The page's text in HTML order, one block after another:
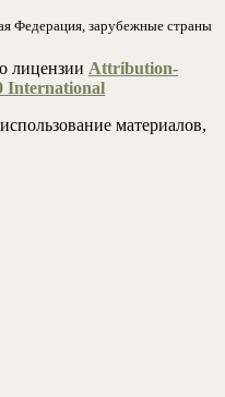
Федерация, зарубежные страны
лицензии Attribution-
International
материалов,